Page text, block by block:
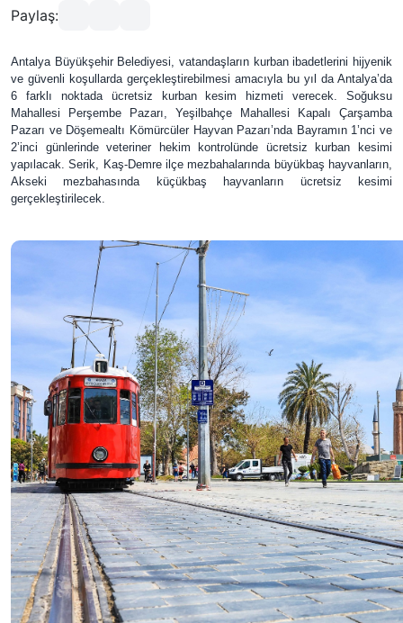
Paylaş:
Antalya Büyükşehir Belediyesi, vatandaşların kurban ibadetlerini hijyenik
ve güvenli koşullarda gerçekleştirebilmesi amacıyla bu yıl da Antalya’da
6 farklı noktada ücretsiz kurban kesim hizmeti verecek. Soğuksu
Mahallesi Perşembe Pazarı, Yeşilbahçe Mahallesi Kapalı Çarşamba
Pazarı ve Döşemealtı Kömürcüler Hayvan Pazarı’nda Bayramın 1’nci ve
2’inci günlerinde veteriner hekim kontrolünde ücretsiz kurban kesimi
yapılacak. Serik, Kaş-Demre ilçe mezbahalarında büyükbaş hayvanların,
Akseki mezbahasında küçükbaş hayvanların ücretsiz kesimi
gerçekleştirilecek.